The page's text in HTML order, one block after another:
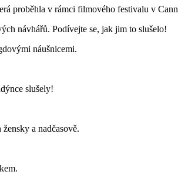
proběhla v rámci filmového festivalu v
návhářů. Podívejte se, jak jim to slušelo!
náušnicemi.
slušely!
a nadčasově.